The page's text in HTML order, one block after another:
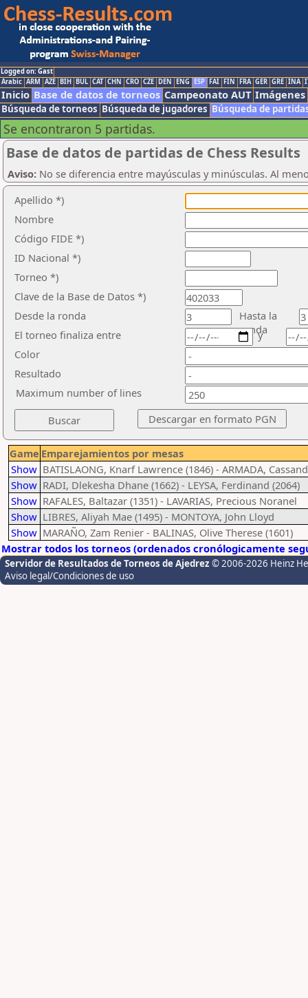
Logged on: Gast
Arabic ARM AZE BIH BUL CAT CHN CRO CZE DEN ENG ESP FAI FIN FRA GER GRE INA
Inicio Base de datos de torneos Campeonato AUT Imágenes
Búsqueda de torneos Búsqueda de jugadores Búsqueda de
Se encontraron 5 partidas.
Base de datos de partidas de Chess Results
Aviso: No se diferencia entre mayúsculas y minúsculas. Al
Apellido *)
Nombre
Código FIDE *)
ID Nacional *)
Torneo *)
Clave de la Base de Datos *)
Desde la ronda
Hasta la
ronda
El torneo finaliza entre
Color
Resultado
y
Maximum number of lines
Game Emparejamientos por mesas
Show BATISLAONG, Knarf Lawrence (1846) - ARMADA,
Show RADI, Dlekesha Dhane (1662) - LEYSA, Ferdinand (2064)
Show RAFALES, Baltazar (1351) - LAVARIAS, Precious Noranel
Show LIBRES, Aliyah Mae (1495) - MONTOYA, John Lloyd
Show MARAÑO, Zam Renier - BALINAS, Olive Therese (1601)
Mostrar todos los torneos (ordenados cronólogicamente
Servidor de Resultados de Torneos de Ajedrez © 2006-2026 Heinz
Aviso legal/Condiciones de uso